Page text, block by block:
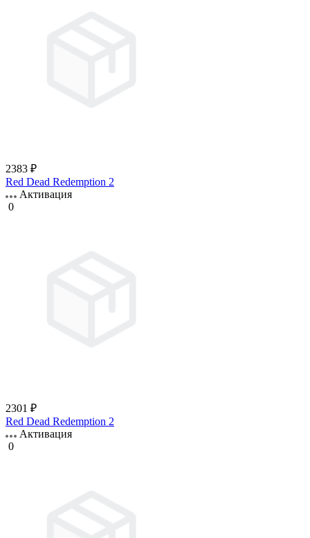
2383 ₽
Red Dead Redemption 2
Активация
0
2301 ₽
Red Dead Redemption 2
Активация
0